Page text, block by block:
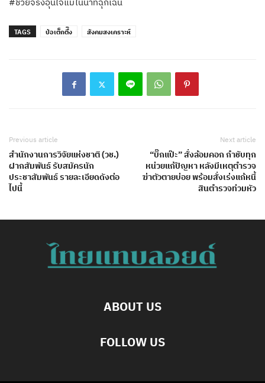
#ช่วยจริงอุ่นใจแม้ในนาทีฉุกเฉิน
TAGS ป่อเต็กตึ๊ง สังคมสงเคราะห์
Previous article
สำนักงาน​การวิจัย​แห่งชาติ​ (วช.)​
ฝากสัมพันธ์​ ​รับสมัครนัก
ประชาสัมพันธ์​ รายละเอียด​ดังต่อ
ไปนี้
Next article
“บิ๊กแป๊ะ” สั่งล้อมคอก กำชับทุก
หน่วยแก้ปัญหา หลังมีเหตุตำรวจ
ฆ่าตัวตายบ่อย พร้อมสั่งเร่งแก้หนี้
สินตำรวจท่วมหัว
ABOUT US
FOLLOW US